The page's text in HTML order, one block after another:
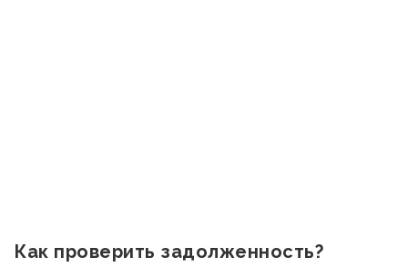
Как проверить задолженность?